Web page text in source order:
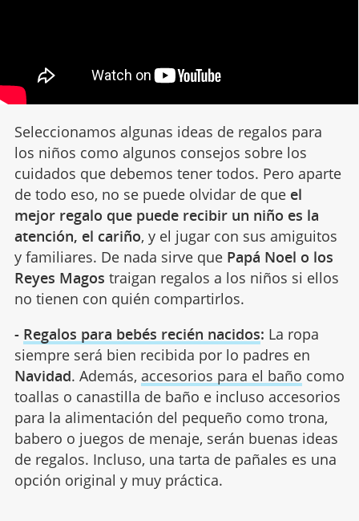
Seleccionamos algunas ideas de regalos para
los niños como algunos consejos sobre los
cuidados que debemos tener todos. Pero aparte
de todo eso, no se puede olvidar de que el
mejor regalo que puede recibir un niño es la
atención, el cariño, y el jugar con sus amiguitos
y familiares. De nada sirve que Papá Noel o los
Reyes Magos traigan regalos a los niños si ellos
no tienen con quién compartirlos.
- Regalos para bebés recién nacidos: La ropa
siempre será bien recibida por lo padres en
Navidad. Además, accesorios para el baño como
toallas o canastilla de baño e incluso accesorios
para la alimentación del pequeño como trona,
babero o juegos de menaje, serán buenas ideas
de regalos. Incluso, una tarta de pañales es una
opción original y muy práctica.